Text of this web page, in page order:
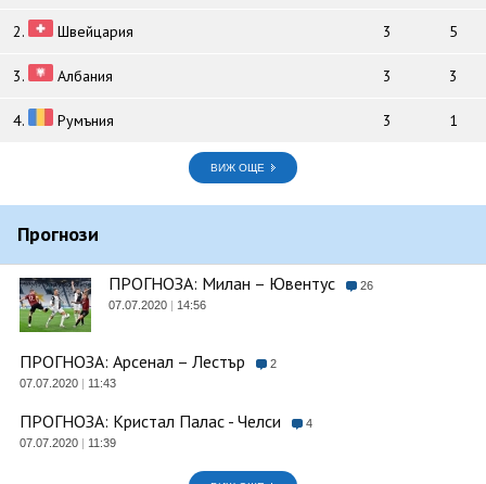
2. Швейцария 3 5
3. Албания 3 3
4. Румъния 3 1
ВИЖ ОЩЕ
Прогнози
ПРОГНОЗА: Милан – Ювентус
26
07.07.2020 | 14:56
ПРОГНОЗА: Арсенал – Лестър
2
07.07.2020 | 11:43
ПРОГНОЗА: Кристал Палас - Челси
4
07.07.2020 | 11:39